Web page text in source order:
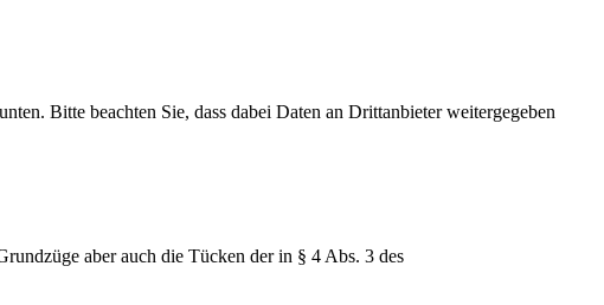
Bitte beachten Sie, dass dabei Daten an Drittanbieter weitergegeben
aber auch die Tücken der in § 4 Abs. 3 des